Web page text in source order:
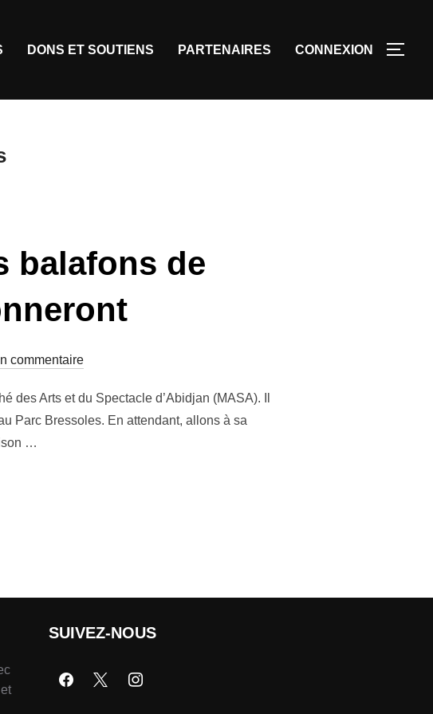
DONS ET SOUTIENS PARTENAIRES CONNEXION
balafons de
commentaire
des Arts et du Spectacle d’Abidjan (MASA). Il
Parc Bressoles. En attendant, allons à sa
…
SUIVEZ-NOUS